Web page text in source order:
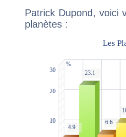
Patrick Dupond, voici
planètes :